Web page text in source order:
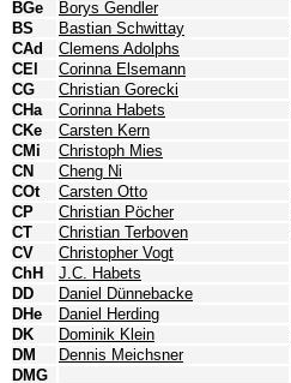
BGe
Borys Gendler
BS
Bastian Schwittay
CAd
Clemens Adolphs
CEl
Corinna Elsemann
CG
Christian Gorecki
CHa
Corinna Habets
CKe
Carsten Kern
CMi
Christoph Mies
CN
Cheng Ni
COt
Carsten Otto
CP
Christian Pöcher
CT
Christian Terboven
CV
Christopher Vogt
ChH
J.C. Habets
DD
Daniel Dünnebacke
DHe
Daniel Herding
DK
Dominik Klein
DM
Dennis Meichsner
DMG